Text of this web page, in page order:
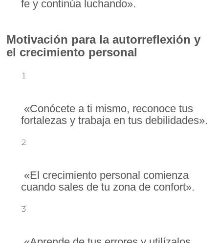
fe y continúa luchando».
Motivación para la autorreflexión y
el crecimiento personal
«Conócete a ti mismo, reconoce tus
fortalezas y trabaja en tus debilidades».
«El crecimiento personal comienza
cuando sales de tu zona de confort».